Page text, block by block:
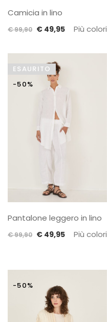
Camicia in lino
€99,90 Il
originale
era:
€ 99,90.
€ 49,95Il
attuale
Più colori
ESAURITO
-50%
Pantalone leggero in lino
€99,90 Il
era:
€ 49,95Il
è:
Più colori
-50%